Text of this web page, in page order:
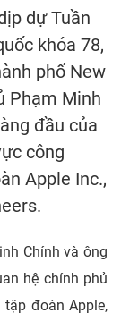
dự Tuần
khóa 78,
phố New
Phạm Minh
đầu của
công
Apple Inc.,
Chính và ông
hệ chính phủ
đoàn Apple,